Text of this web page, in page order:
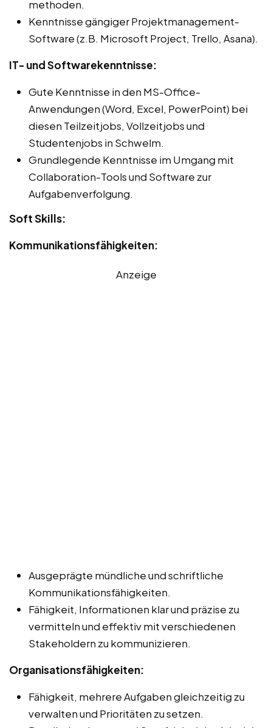
methoden.
Kenntnisse gängiger Projektmanagement-
Software (z.B. Microsoft Project, Trello, Asana).
IT- und Softwarekenntnisse:
Gute Kenntnisse in den MS-Office-
Anwendungen (Word, Excel, PowerPoint) bei
diesen Teilzeitjobs, Vollzeitjobs und
Studentenjobs in Schwelm.
Grundlegende Kenntnisse im Umgang mit
Collaboration-Tools und Software zur
Aufgabenverfolgung.
Soft Skills:
Kommunikationsfähigkeiten:
Anzeige
Ausgeprägte mündliche und schriftliche
Kommunikationsfähigkeiten.
Fähigkeit, Informationen klar und präzise zu
vermitteln und effektiv mit verschiedenen
Stakeholdern zu kommunizieren.
Organisationsfähigkeiten:
Fähigkeit, mehrere Aufgaben gleichzeitig zu
verwalten und Prioritäten zu setzen.